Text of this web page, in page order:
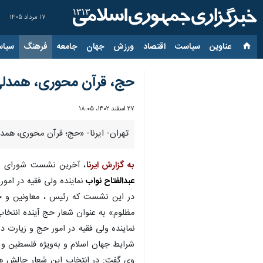
۱۷ مرداد ۱۴۰۵
عناوین‌ سیاست اقتصاد ورزش جهان جامعه فرهنگ
حج، قرآن محوری، همدلی
۲۷ اسفند ۱۴۰۲، ۱۸:۰۵